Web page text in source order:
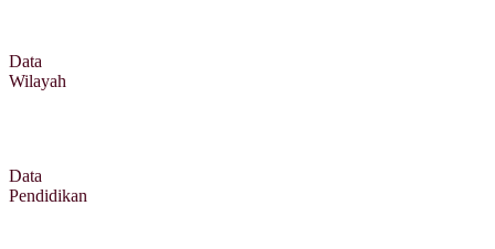
Data
Wilayah
Data
Pendidikan